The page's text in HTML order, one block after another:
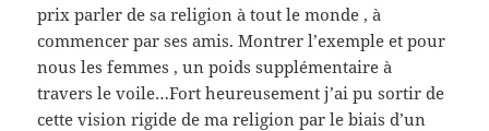
prix parler de sa religion à tout le monde , à
commencer par ses amis. Montrer l’exemple et pour
nous les femmes , un poids supplémentaire à
travers le voile…Fort heureusement j’ai pu sortir de
cette vision rigide de ma religion par le biais d’un